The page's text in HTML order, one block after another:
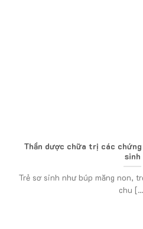
Thần dược chữa trị các
sinh
Trẻ sơ sinh như búp măng non,
chu